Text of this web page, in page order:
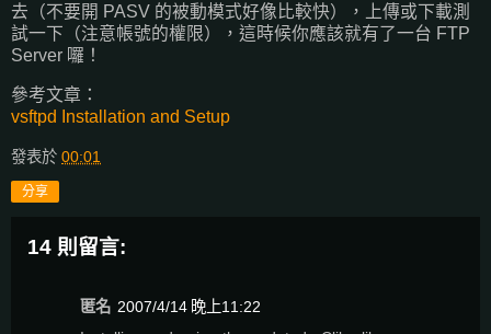
去（不要開 PASV 的被動模式好像比較快），上傳或下載測
試一下（注意帳號的權限），這時候你應該就有了一台 FTP
Server 囉！
參考文章：
vsftpd Installation and Setup
發表於 00:01
分享
14 則留言:
匿名 2007/4/14 晚上11:22